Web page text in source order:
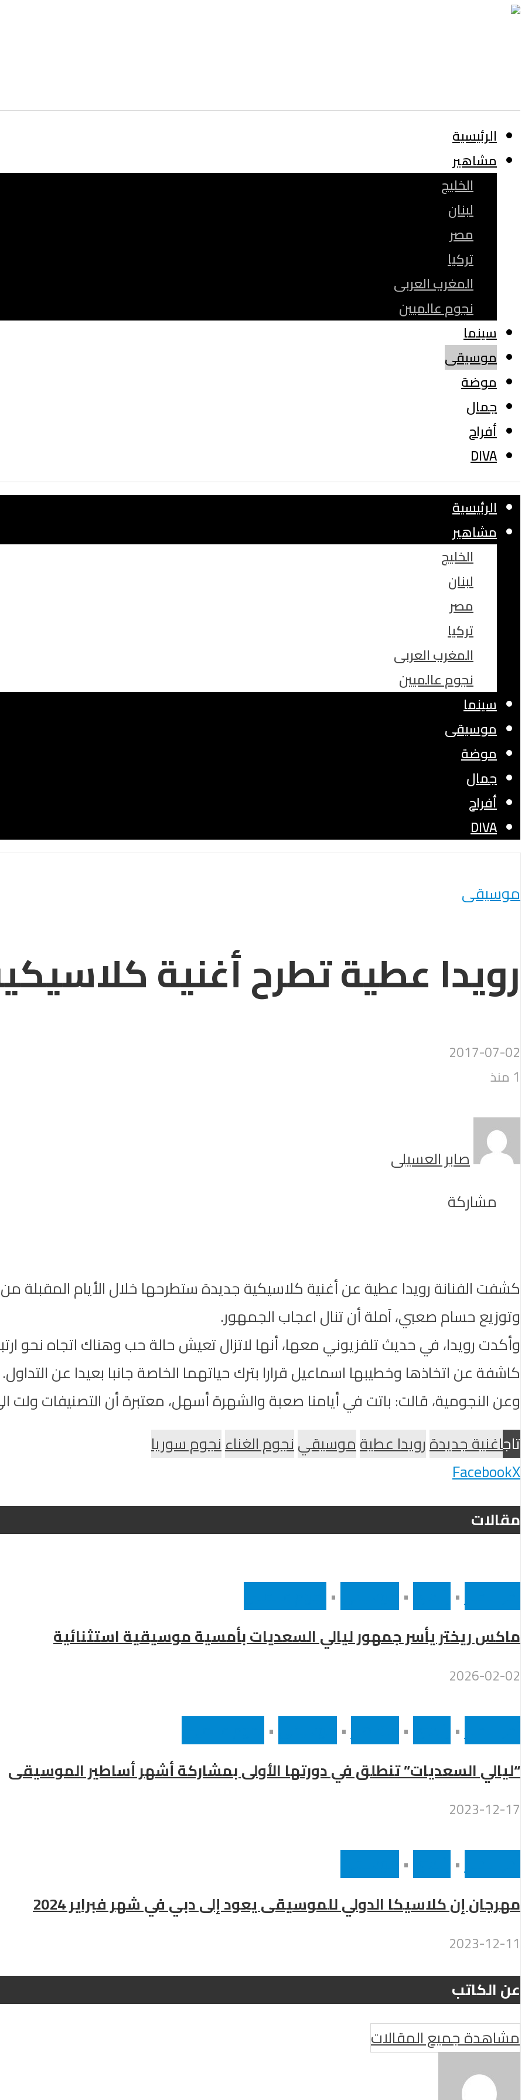
الرئيسية
مشاهير
الخليج
لبنان
مصر
تركيا
المغرب العربى
نجوم عالميين
سينما
موسيقى
موضة
جمال
أفراح
DIVA
الرئيسية
مشاهير
الخليج
لبنان
مصر
تركيا
المغرب العربى
نجوم عالميين
سينما
موسيقى
موضة
جمال
أفراح
DIVA
موسيقى
رويدا عطية تطرح أغنية
2017-07-02
1 منذ
صابر العسيلى
مشاركة
كشفت الفنانة رويدا عطية عن أغنية كلاسيكية جديدة ستطرحها خلال الأيام
وتوزيع حسام صعبي، آملة أن تنال اعجاب الجمهور.
وأكدت رويدا، في حديث تلفزيوني معها، أنها لاتزال تعيش حالة حب وهناك اتجاه نحو
كاشفة عن اتخاذها وخطيبها اسماعيل قرارا بترك حياتهما الخاصة جانبا بعيدا عن التداول.
وعن النجومية، قالت: باتت في أيامنا صعبة والشهرة أسهل، معتبرة أن التصنيفات
تاجاغنية جديدةرويدا عطيةموسيقينجوم الغناءنجوم سوريا
FacebookX
مقالات
•
•
•
ماكس ريختر يأسر جمهور ليالي السعديات بأمسية موسيقية استثنائية
2026-02-02
•
•
•
•
“ليالي السعديات” تنطلق في دورتها الأولى بمشاركة أشهر أساطير الموسيقى
2023-12-17
•
•
مهرجان إن كلاسيكا الدولي للموسيقى يعود إلى دبي في شهر فبراير 2024
2023-12-11
عن الكاتب
مشاهدة جميع المقالات